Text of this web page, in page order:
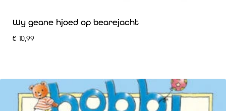
Wy geane hjoed op bearejacht
€ 10,99